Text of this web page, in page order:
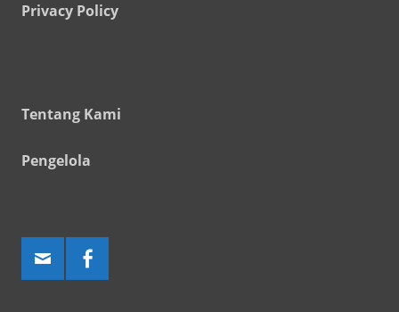
Privacy Policy
Tentang Kami
Pengelola